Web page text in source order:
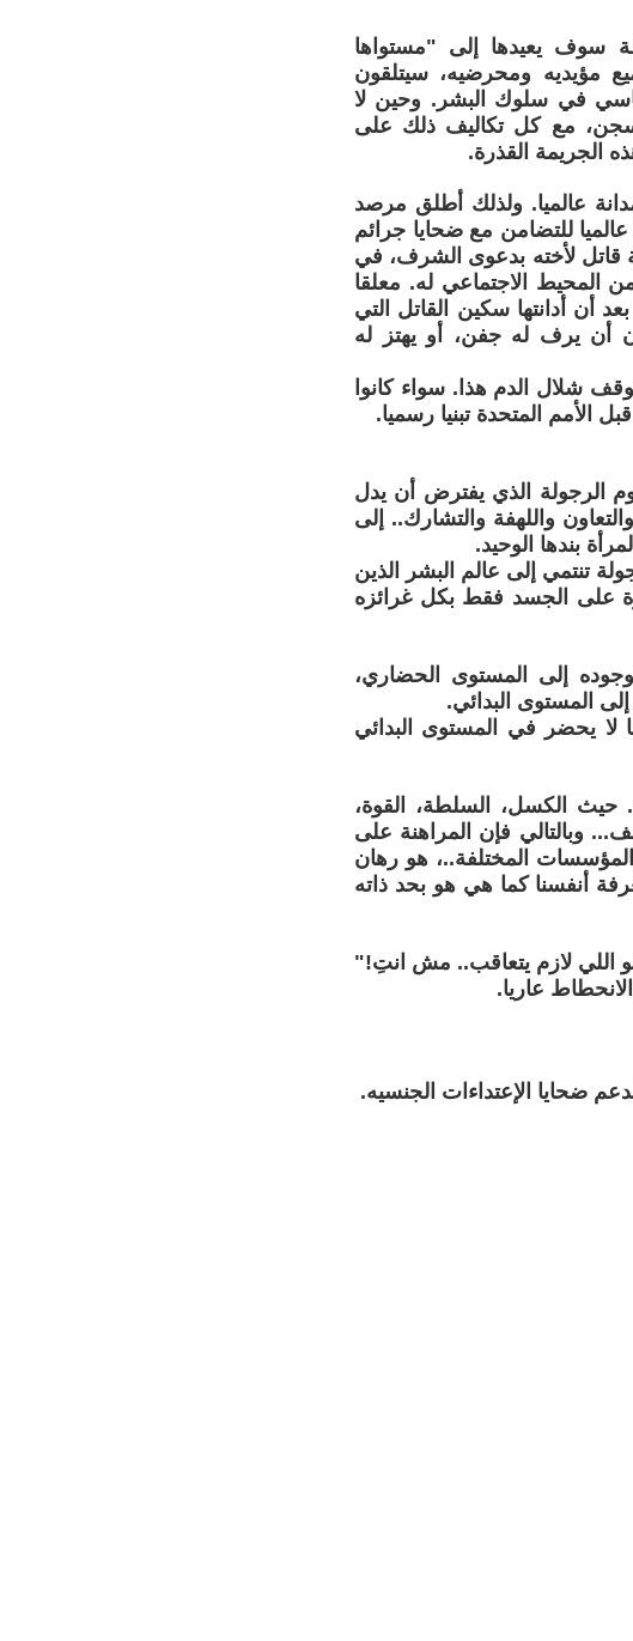
سوف يعيدها إلى "مستواها
مؤيديه ومحرضيه، سيتلقون
في سلوك البشر. وحين لا
مع كل تكاليف ذلك على
الجريمة القذرة.
عالميا. ولذلك أطلق مرصد
يوم 29/10 من كل عام "يوما عالميا للتضامن مع ضحايا جرائم
تبرئة قاتل لأخته بدعوى الشرف، في
الاجتماعي له. معلقا
أن أدانتها سكين القاتل التي
أن يرف له جفن، أو يهتز له
شلال الدم هذا. سواء كانوا
الأمم المتحدة تبنيا رسميا.
الرجولة الذي يفترض أن يدل
واللهفة والتشارك.. إلى
بندها الوحيد.
تنتمي إلى عالم البشر الذين
على الجسد فقط بكل غرائزه
إلى المستوى الحضاري،
المستوى البدائي.
لا يحضر في المستوى البدائي
حيث الكسل، السلطة، القوة،
وبالتالي فإن المراهنة على
المختلفة..، هو رهان
أنفسنا كما هي هو بحد ذاته
اللي لازم يتعاقب.. مش انتِ!"
عاريا.
ضحايا الإعتداءات الجنسيه.